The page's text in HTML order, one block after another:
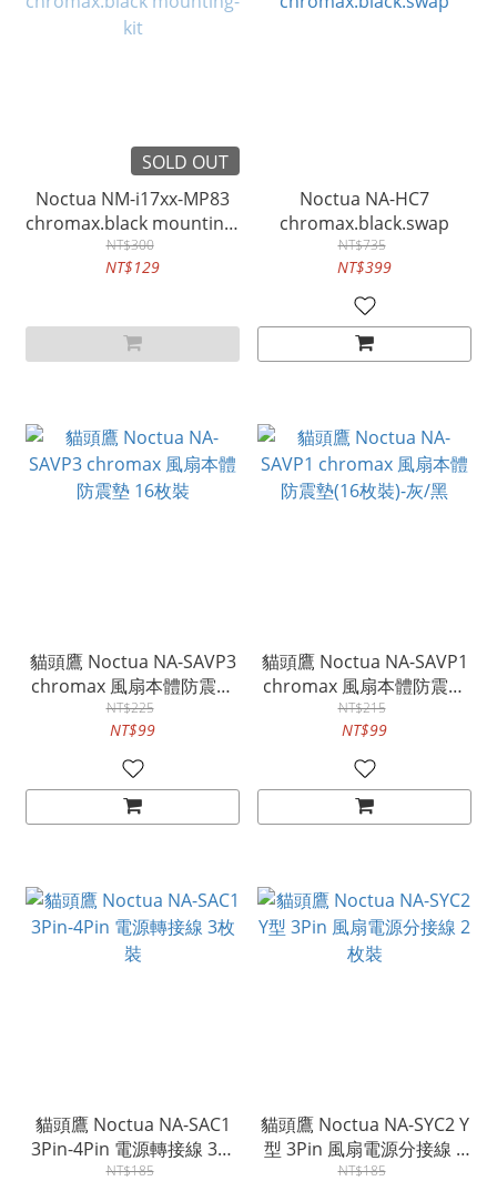
SOLD OUT
Noctua NM-i17xx-MP83
chromax.black mounting-
kit
NT$300
NT$129
Noctua NA-HC7
chromax.black.swap
NT$735
NT$399
貓頭鷹 Noctua NA-SAVP3
chromax 風扇本體防震墊
16枚裝
NT$225
NT$99
貓頭鷹 Noctua NA-SAVP1
chromax 風扇本體防震墊
(16枚裝)-灰/黑
NT$215
NT$99
貓頭鷹 Noctua NA-SAC1
3Pin-4Pin 電源轉接線 3枚
裝
NT$185
貓頭鷹 Noctua NA-SYC2 Y
型 3Pin 風扇電源分接線 2
枚裝
NT$185